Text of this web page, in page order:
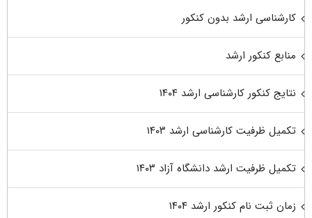
کارشناسی ارشد بدون کنکور
منابع کنکور ارشد
نتایج کنکور کارشناسی ارشد ۱۴۰۴
تکمیل ظرفیت کارشناسی ارشد ۱۴۰۳
تکمیل ظرفیت ارشد دانشگاه آزاد ۱۴۰۳
زمان ثبت نام کنکور ارشد ۱۴۰۴